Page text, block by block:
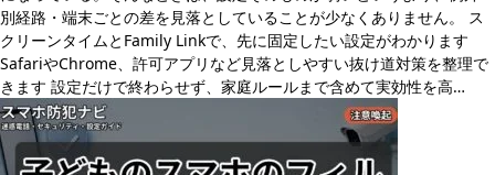
別経路・端末ごとの差を見落としていることが少なくありません。 ス
クリーンタイムとFamily Linkで、先に固定したい設定がわかります
SafariやChrome、許可アプリなど見落としやすい抜け道対策を整理で
きます 設定だけで終わらせず、家庭ルールまで含めて実効性を高…